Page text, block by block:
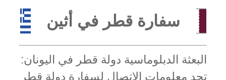
سفارة قطر في أثين
البعثة الدبلوماسية دولة قطر في اليونان:
تجد معلومات الاتصال لسفارة دولة قطر